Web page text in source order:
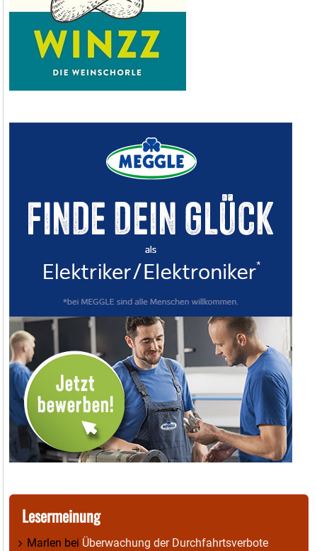
Lesermeinung
Marlen bei Überwachung der Durchfahrtsverbote